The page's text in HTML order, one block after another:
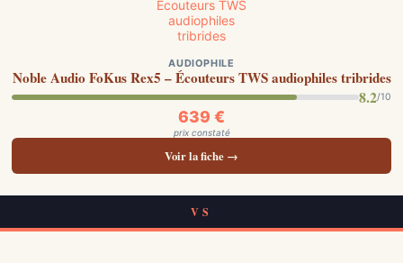
AUDIOPHILE
Noble Audio FoKus Rex5 – Écouteurs TWS audiophiles tribrides
8.2/10
639 €
prix constaté
Voir la fiche →
VS